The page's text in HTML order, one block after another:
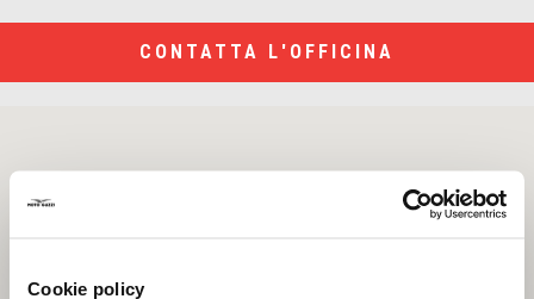
Cookie policy
CONTATTA L'OFFICINA